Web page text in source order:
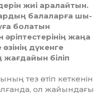
жиі аралайтын.
балаларға шы­
болатын
жаңа
дүкенге
біліп
тез өтіп кеткенін
ол жайындағы